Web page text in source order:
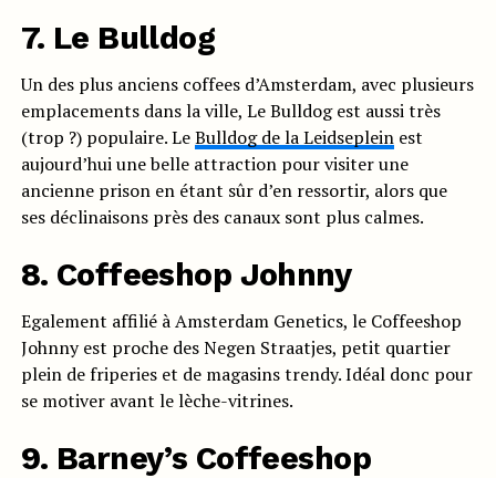
7. Le Bulldog
Un des plus anciens coffees d’Amsterdam, avec plusieurs
emplacements dans la ville, Le Bulldog est aussi très
(trop ?) populaire. LeBulldog de la Leidsepleinest
aujourd’hui une belle attraction pour visiter une
ancienne prison en étant sûr d’en ressortir, alors que
ses déclinaisons près des canaux sont plus calmes.
8. Coffeeshop Johnny
Egalement affilié à Amsterdam Genetics, le Coffeeshop
Johnny est proche des Negen Straatjes, petit quartier
plein de friperies et de magasins trendy. Idéal donc pour
se motiver avant le lèche-vitrines.
9. Barney’s Coffeeshop